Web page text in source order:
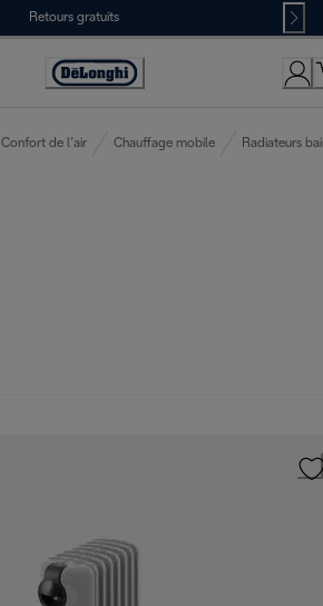
Retours gratuits
Déclaration
Confort de l’air Chauffage mobile Radiateurs